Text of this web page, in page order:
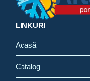
LINKURI
Acasă
Catalog